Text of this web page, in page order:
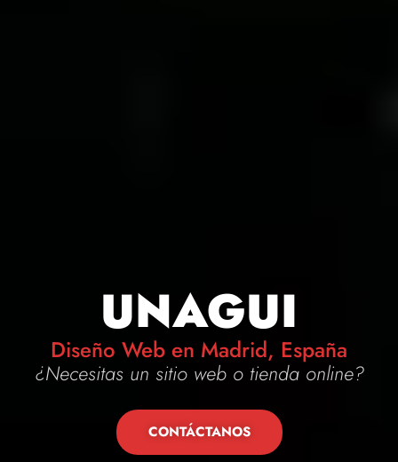
UNAGUI
Diseño Web en Madrid, España
¿Necesitas un sitio webotienda online?
CONTÁCTANOS